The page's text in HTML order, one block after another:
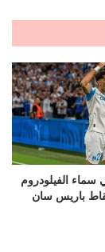
الفيلودروم
باريس سان